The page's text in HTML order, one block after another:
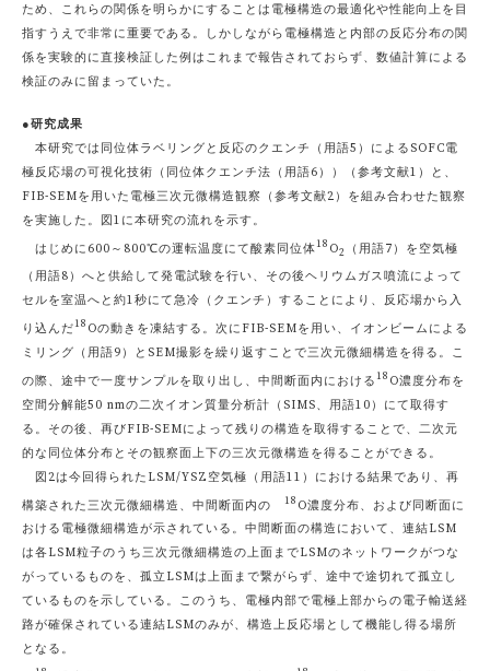
ため、これらの関係を明らかにすることは電極構造の最適化や性能向上を目
指すうえで非常に重要である。しかしながら電極構造と内部の反応分布の関
係を実験的に直接検証した例はこれまで報告されておらず、数値計算による
検証のみに留まっていた。
●研究成果
本研究では同位体ラベリングと反応のクエンチ（用語5）によるSOFC電
極反応場の可視化技術（同位体クエンチ法（用語6））（参考文献1）と、
FIB-SEMを用いた電極三次元微構造観察（参考文献2）を組み合わせた観察
を実施した。図1に本研究の流れを示す。
はじめに600～800℃の運転温度にて酸素同位体18 O2
（用語7）を空気極
（用語8）へと供給して発電試験を行い、その後ヘリウムガス噴流によって
セルを室温へと約1秒にて急冷（クエンチ）することにより、反応場から入
り込んだ18 Oの動きを凍結する。次にFIB-SEMを用い、イオンビームによる
ミリング（用語9）とSEM撮影を繰り返すことで三次元微細構造を得る。こ
の際、途中で一度サンプルを取り出し、中間断面内における 18 O濃度分布を
空間分解能50 nmの二次イオン質量分析計（SIMS、用語10）にて取得す
る。その後、再びFIB-SEMによって残りの構造を取得することで、二次元
的な同位体分布とその観察面上下の三次元微構造を得ることができる。
図2は今回得られたLSM/YSZ空気極（用語11）における結果であり、再
構築された三次元微細構造、中間断面内の
18 O濃度分布、および同断面に
おける電極微細構造が示されている。中間断面の構造において、連結LSM
は各LSM粒子のうち三次元微細構造の上面までLSMのネットワークがつな
がっているものを、孤立LSMは上面まで繋がらず、途中で途切れて孤立し
ているものを示している。このうち、電極内部で電極上部からの電子輸送経
路が確保されている連結LSMのみが、構造上反応場として機能し得る場所
となる。